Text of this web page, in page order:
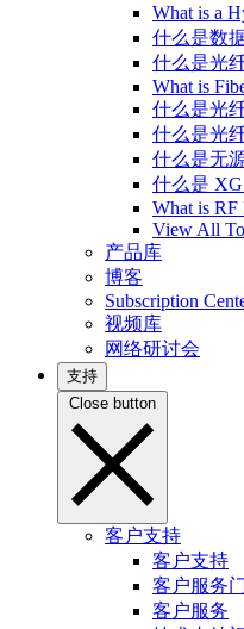
What is a
什么是数
什么是光
What is
什么是光
什么是光
什么是无
什么是
What is RF
View All
产品库
博客
Subscription
视频库
网络研讨会
支持
Close button
客户支持
客户支持
客户服务
客户服务